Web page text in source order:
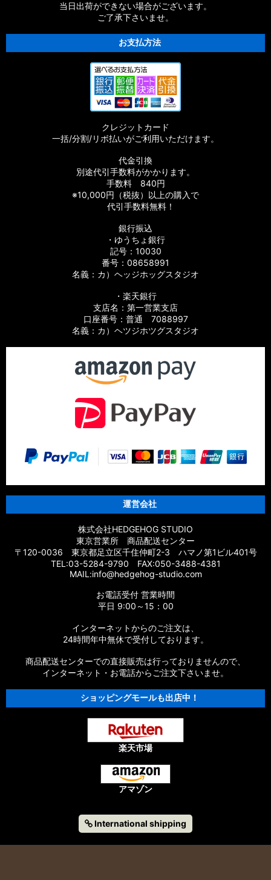
当日出荷ができない場合がございます。
ご了承下さいませ。
お支払方法
クレジットカード
一括/分割/リボ払いがご利用いただけます。
代金引換
別途代引手数料がかかります。
手数料 840円
※10,000円（税抜）以上の購入で
代引手数料無料！
銀行振込
・ゆうちょ銀行
記号：10030
番号：08658991
名義：カ）ヘッジホッグスタジオ
・楽天銀行
支店名：第一営業支店
口座番号：普通 7088997
名義：カ）ヘツジホツグスタジオ
運営会社
株式会社HEDGEHOG STUDIO
東京営業所 商品配送センター
〒120-0036 東京都足立区千住仲町2-3 ハマノ第1ビル401号
TEL:03-5284-9790 FAX:050-3488-4381
MAIL:info@hedgehog-studio.com
お電話受付 営業時間
平日 9:00～15：00
インターネットからのご注文は、
24時間年中無休で受付しております。
商品配送センターでの直接販売は行っておりませんので、
インターネット・お電話からご注文下さいませ。
ショッピングモールも出店中！
楽天市場
アマゾン
International shipping